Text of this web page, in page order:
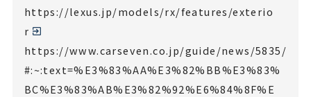
https://lexus.jp/models/rx/features/exterio
r
https://www.carseven.co.jp/guide/news/5835/
#:~:text=%E3%83%AA%E3%82%BB%E3%83%
BC%E3%83%AB%E3%82%92%E6%84%8F%E